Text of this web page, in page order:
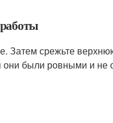
Затем срежьте
они были ровными и не